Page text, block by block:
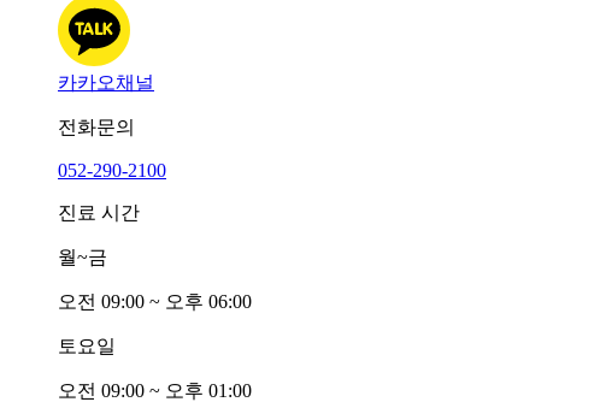
카카오채널
전화문의
052-290-2100
진료 시간
월~금
오전 09:00 ~ 오후 06:00
토요일
오전 09:00 ~ 오후 01:00